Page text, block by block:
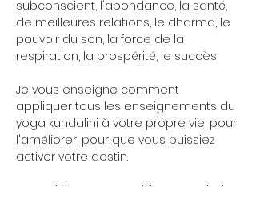
subconscient, l'abondance, la santé,
de meilleures relations, le dharma, le
pouvoir du son, la force de la
respiration, la prospérité, le succès
Je vous enseigne comment
appliquer tous les enseignements du
yoga kundalini à votre propre vie, pour
l'améliorer, pour que vous puissiez
activer votre destin.
🪷Les débutants sont bienvenus, il n'y